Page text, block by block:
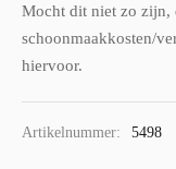
Mocht dit niet zo zijn,
schoonmaakkosten/
hiervoor.
Artikelnummer: 5498